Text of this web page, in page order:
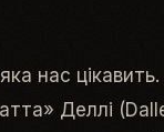
нас цікавить.
Деллі